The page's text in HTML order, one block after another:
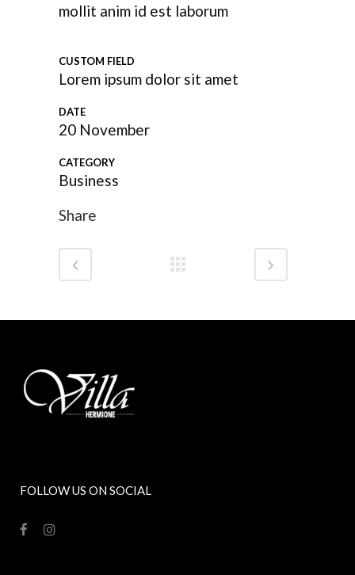
mollit anim id est laborum
CUSTOM FIELD
Lorem ipsum dolor sit amet
DATE
20 November
CATEGORY
Business
Share
FOLLOW US ON SOCIAL